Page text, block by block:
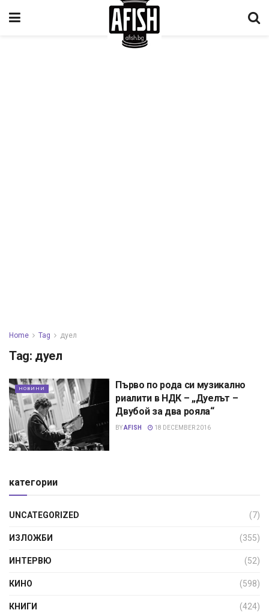
Home Tag дуел
Tag: дуел
НОВИНИ
Първо по рода си музикално
риалити в НДК – „Дуелът –
Двубой за два рояла“
BYAFISH 18 DECEMBER 2016
категории
UNCATEGORIZED (7)
ИЗЛОЖБИ (355)
ИНТЕРВЮ (52)
КИНО (598)
КНИГИ (424)